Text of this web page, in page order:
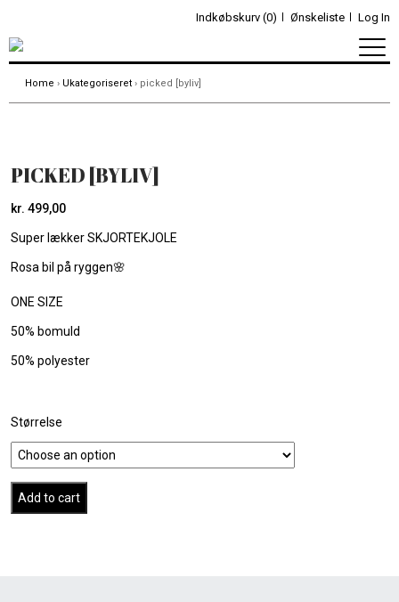
Indkøbskurv (0) Ønskeliste Log In
Home › Ukategoriseret › picked [byliv]
PICKED [BYLIV]
kr. 499,00
Super lækker SKJORTEKJOLE
Rosa bil på ryggen🌸
ONE SIZE
50% bomuld
50% polyester
Størrelse
Add to cart